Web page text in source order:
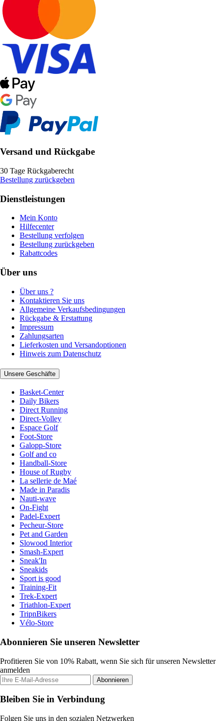
Versand und Rückgabe
30 Tage Rückgaberecht
Bestellung zurückgeben
Dienstleistungen
Mein Konto
Hilfecenter
Bestellung verfolgen
Bestellung zurückgeben
Rabattcodes
Über uns
Über uns ?
Kontaktieren Sie uns
Allgemeine Verkaufsbedingungen
Rückgabe & Erstattung
Impressum
Zahlungsarten
Lieferkosten und Versandoptionen
Hinweis zum Datenschutz
Unsere Geschäfte
Basket-Center
Daily Bikers
Direct Running
Direct-Volley
Espace Golf
Foot-Store
Galopp-Store
Golf and co
Handball-Store
House of Rugby
La sellerie de Maé
Made in Paradis
Nauti-wave
On-Fight
Padel-Expert
Pecheur-Store
Pet and Garden
Slowood Interior
Smash-Expert
Sneak'In
Sneakids
Sport is good
Training-Fit
Trek-Expert
Triathlon-Expert
TripnBikers
Vélo-Store
Abonnieren Sie unseren Newsletter
Profitieren Sie von 10% Rabatt, wenn Sie sich für unseren Newsletter
anmelden
Abonnieren
Bleiben Sie in Verbindung
Folgen Sie uns in den sozialen Netzwerken